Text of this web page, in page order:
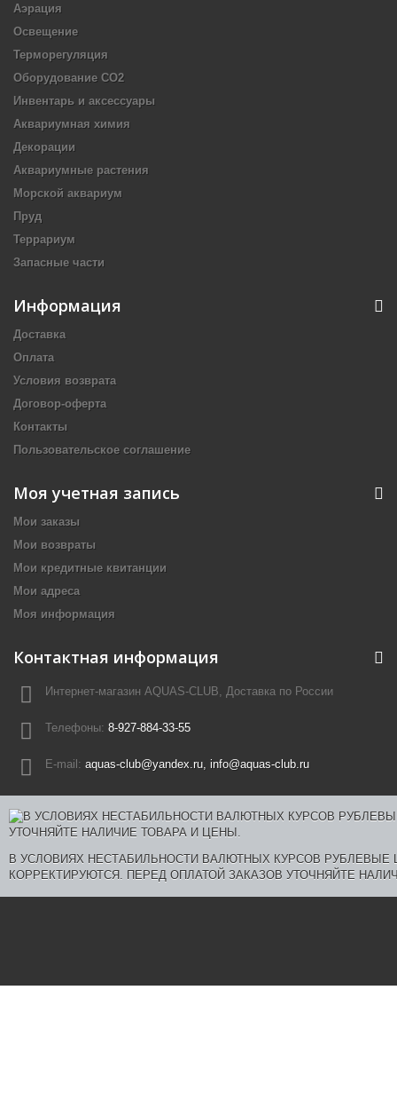
Аэрация
Освещение
Терморегуляция
Оборудование CO2
Инвентарь и аксессуары
Аквариумная химия
Декорации
Аквариумные растения
Морской аквариум
Пруд
Террариум
Запасные части
Информация
Доставка
Оплата
Условия возврата
Договор-оферта
Контакты
Пользовательское соглашение
Моя учетная запись
Мои заказы
Мои возвраты
Мои кредитные квитанции
Мои адреса
Моя информация
Контактная информация
Интернет-магазин AQUAS-CLUB, Доставка по России
Телефоны: 8-927-884-33-55
E-mail: aquas-club@yandex.ru, info@aquas-club.ru
В УСЛОВИЯХ НЕСТАБИЛЬНОСТИ ВАЛЮТНЫХ КУРСОВ РУБЛЕВЫЕ
КОРРЕКТИРУЮТСЯ. ПЕРЕД ОПЛАТОЙ ЗАКАЗОВ УТОЧНЯЙТЕ